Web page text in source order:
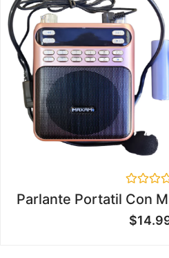
Valorado
en
0
de
Parlante Portatil Con
$